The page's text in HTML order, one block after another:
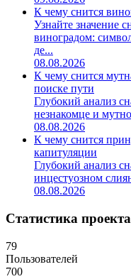
К чему снится
Узнайте значение
виноградом:
де...
08.08.2026
К чему снится
поиске пути
Глубокий анализ
незнакомце и
08.08.2026
К чему снится
капитуляции
Глубокий анализ
инцестуозном
08.08.2026
Статистика проекта
79
Пользователей
700